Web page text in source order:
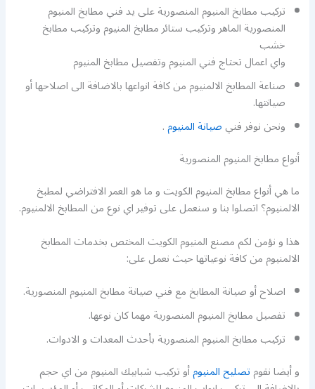
تركيب مطابخ المنيوم المنصورية على يد فني مطابخ المنيوم
المنصورية الماهر وتركيب ستائر مطابخ المنيوم وتركيب مطابخ
خشب
واي اعمال تحتاج فني المنيوم وتفصيل مطابخ المنيوم
صناعة المطابخ الالمنيوم من كافة انواعها بالاضافة الى اصلاحها أو
صيانتها.
ونحن نوفر فنيصيانة المنيوم.
أنواع مطابخ المنيوم المنصورية
ما هي أنواع مطابخ المنيوم الكويت و ما هو العمر الافتراضي لمطبخ
الالمنيوم؟ اتصلوا بنا و سنعمل على توفير اي نوع من المطابخ الالمنيوم.
هذا و نؤمن لكم مصنع المنيوم الكويت المختص بخدمات المطابخ
الالمنيوم من كافة نوعياتها حيث نعمل على:
اصلاح أو صيانة المطابخ مع فني صيانة مطابخ المنيوم المنصورية.
تفصيل مطابخ المنيوم المنصورية مهما كان نوعها.
تركيب مطابخ المنيوم المنصورية بأحدث المعدات و الادوات.
و أيضا نقومتصليح المنيومأو تركيب شبابيك المنيوم من اي حجم